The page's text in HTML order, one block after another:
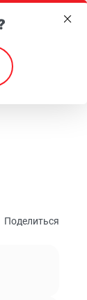
Поделиться